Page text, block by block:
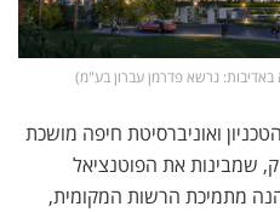
ואוניברסיטת חיפה מושכת
שמבינות את הפוטנציאל
מתמיכת הרשות המקומית,